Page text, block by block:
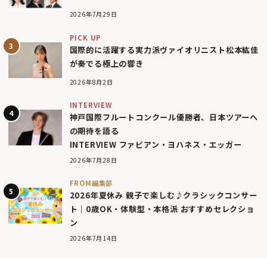
2026年7月29日
PICK UP
国際的に活躍する実力派ヴァイオリニスト松本紘佳
が奏でる極上の響き
2026年8月2日
INTERVIEW
神戸国際フルートコンクール優勝者、日本ツアーへ
の期待を語る
INTERVIEW ファビアン・ヨハネス・エッガー
2026年7月28日
FROM編集部
2026年夏休み 親子で楽しむ♪クラシックコンサー
ト｜0歳OK・体験型・本格派 おすすめセレクショ
ン
2026年7月14日